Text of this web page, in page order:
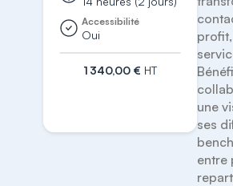
Accessibilité
Oui
1 340,00 € HT
une
ses
entre